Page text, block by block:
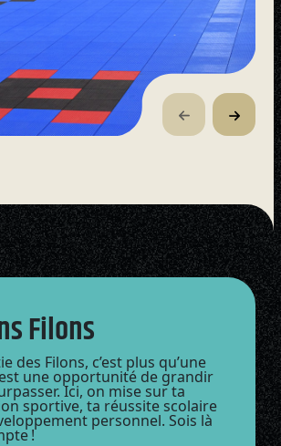
Filons
des Filons, c’est plus qu’une
une opportunité de grandir
Ici, on mise sur ta
sportive, ta réussite scolaire
personnel. Sois là
!